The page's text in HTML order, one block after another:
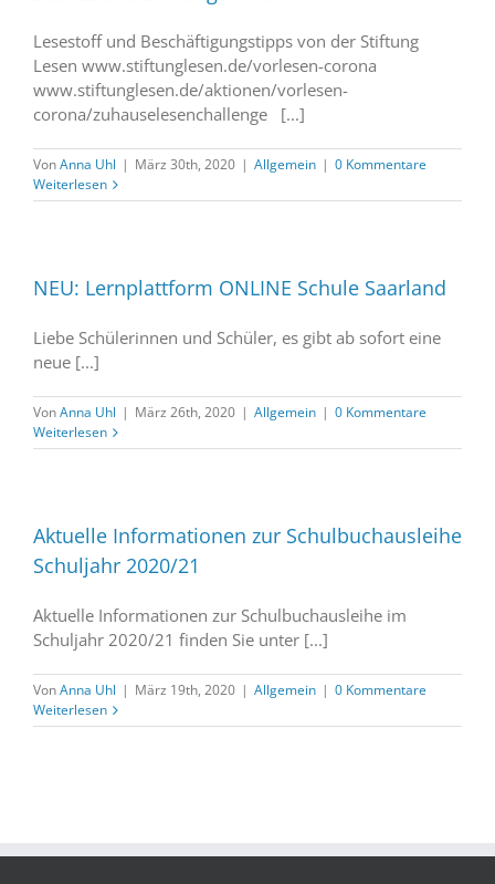
Lesestoff und Beschäftigungstipps von der Stiftung
Lesen www.stiftunglesen.de/vorlesen-corona
www.stiftunglesen.de/aktionen/vorlesen-
corona/zuhauselesenchallenge [...]
VonAnna Uhl | März 30th, 2020 | Allgemein | 0 Kommentare
Weiterlesen
NEU: Lernplattform ONLINE Schule Saarland
Liebe Schülerinnen und Schüler, es gibt ab sofort eine
neue [...]
VonAnna Uhl | März 26th, 2020 | Allgemein | 0 Kommentare
Weiterlesen
Aktuelle Informationen zur Schulbuchausleihe
Schuljahr 2020/21
Aktuelle Informationen zur Schulbuchausleihe im
Schuljahr 2020/21 finden Sie unter [...]
VonAnna Uhl | März 19th, 2020 | Allgemein | 0 Kommentare
Weiterlesen